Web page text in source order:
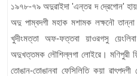
১৯৭৮-৭৯ অদুৱাইদা 'এন্তর দ দ্রেগোন'
অদু পাম্বদগী মহাক মশামক লক্ষনৌ
খুদীংমত্তা অফ-ফত্তবা য়াওরগসু
অদুখত্তমক লৌশিল্লগা লোইরে। মণিপুরী
তোঙান-তোঙানবা ফেসিলিতি কয়া ৱাৎপদগী